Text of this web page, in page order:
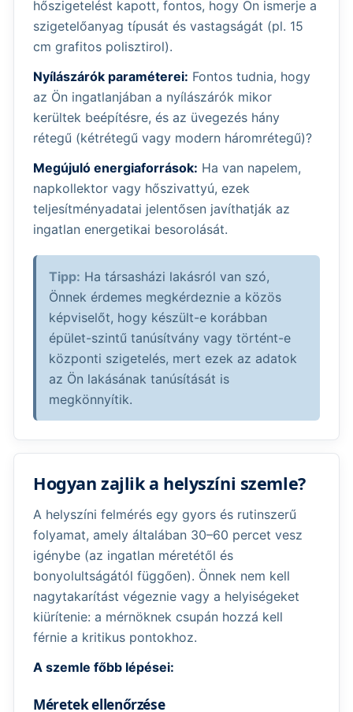
hőszigetelést kapott, fontos, hogy Ön ismerje a
szigetelőanyag típusát és vastagságát (pl. 15
cm grafitos polisztirol).
Nyílászárók paraméterei: Fontos tudnia, hogy
az Ön ingatlanjában a nyílászárók mikor
kerültek beépítésre, és az üvegezés hány
rétegű (kétrétegű vagy modern háromrétegű)?
Megújuló energiaforrások: Ha van napelem,
napkollektor vagy hőszivattyú, ezek
teljesítményadatai jelentősen javíthatják az
ingatlan energetikai besorolását.
Tipp: Ha társasházi lakásról van szó,
Önnek érdemes megkérdeznie a közös
képviselőt, hogy készült-e korábban
épület-szintű tanúsítvány vagy történt-e
központi szigetelés, mert ezek az adatok
az Ön lakásának tanúsítását is
megkönnyítik.
Hogyan zajlik a helyszíni szemle?
A helyszíni felmérés egy gyors és rutinszerű
folyamat, amely általában 30–60 percet vesz
igénybe (az ingatlan méretétől és
bonyolultságától függően). Önnek nem kell
nagytakarítást végeznie vagy a helyiségeket
kiürítenie: a mérnöknek csupán hozzá kell
férnie a kritikus pontokhoz.
A szemle főbb lépései:
Méretek ellenőrzése